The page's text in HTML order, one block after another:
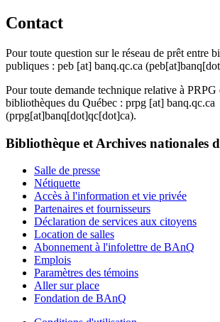
Contact
Pour toute question sur le réseau de prêt entre
publiques : peb [at] banq.qc.ca
Pour toute demande technique relative à PRPG
bibliothèques du Québec : prpg [at] banq.qc.ca
(prpg[at]banq[dot]qc[dot]ca).
Bibliothèque et Archives nationales
Salle de presse
Nétiquette
Accès à l'information et vie privée
Partenaires et fournisseurs
Déclaration de services aux citoyens
Location de salles
Abonnement à l'infolettre de BAnQ
Emplois
Paramètres des témoins
Aller sur place
Fondation de BAnQ